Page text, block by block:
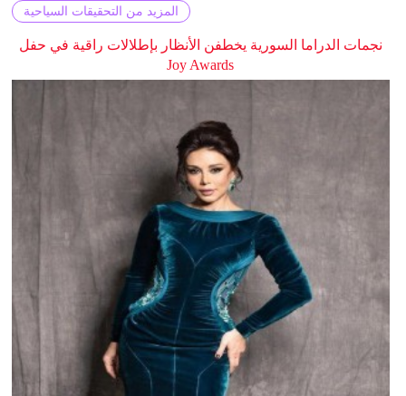
المزيد من التحقيقات السياحية
نجمات الدراما السورية يخطفن الأنظار بإطلالات راقية في حفل
Joy Awards